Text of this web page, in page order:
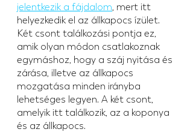
jelentkezik a fájdalom , mert itt
helyezkedik el az állkapocs ízület.
Két csont találkozási pontja ez,
amik olyan módon csatlakoznak
egymáshoz, hogy a száj nyitása és
zárása, illetve az állkapocs
mozgatása minden irányba
lehetséges legyen. A két csont,
amelyik itt találkozik, az a koponya
és az állkapocs.